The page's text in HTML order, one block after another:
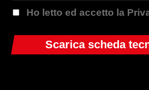
Ho letto ed accetto la